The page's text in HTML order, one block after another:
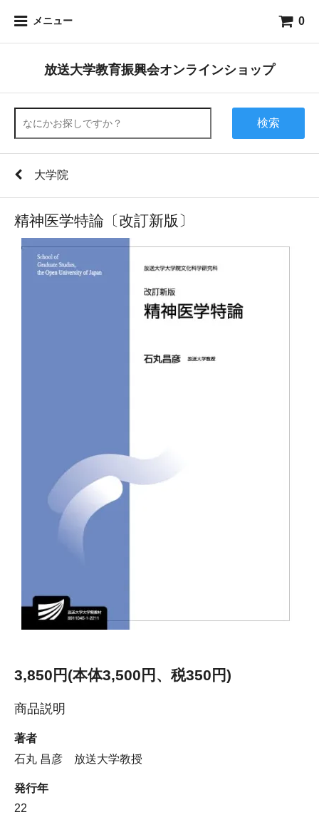
メニュー 0
放送大学教育振興会オンラインショップ
検索
大学院
精神医学特論〔改訂新版〕
3,850円(本体3,500円、税350円)
商品説明
著者
石丸 昌彦 放送大学教授
発行年
22